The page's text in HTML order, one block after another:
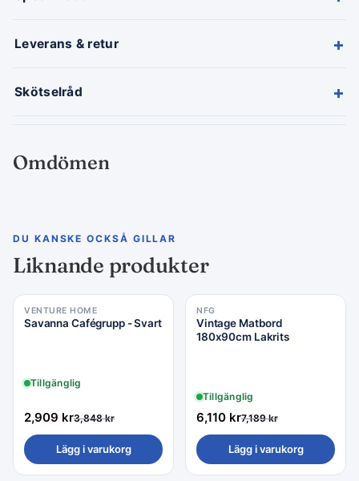
Leverans & retur +
Skötselråd +
Omdömen
DU KANSKE OCKSÅ GILLAR
Liknande produkter
Rea −24%
VENTURE HOME
Savanna Cafégrupp - Svart
Tillgänglig
2,909 kr3,848kr
Lägg i varukorg
Rea −15%
NFG
Vintage Matbord
180x90cm Lakrits
Tillgänglig
6,110 kr7,189kr
Lägg i varukorg